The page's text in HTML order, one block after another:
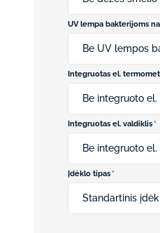
UV lempa bakterijoms
Integruotas el.
Integruotas el. valdiklis*
Be integruoto
Įdėklo tipas*
Standartinis